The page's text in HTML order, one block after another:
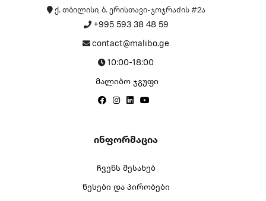
ქ. თბილისი, ბ. ერისთავი-ჯოჯრაძის #2ა
+995 593 38 48 59
contact@malibo.ge
10:00-18:00
მალიბო ჯგუფი
Ინფორმაცია
ჩვენს შესახებ
წესები და პირობები